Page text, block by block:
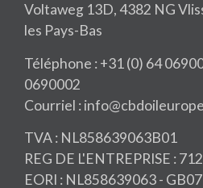
Voltaweg 13D, 4382 NG
les Pays-Bas
Téléphone : +31 (0) 64
0690002
Courriel :
TVA : NL858639063B01
REG DE L'ENTREPRISE :
EORI : NL858639063 -